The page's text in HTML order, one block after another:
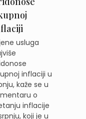
usluga
inflaciji u
kaže se u
o
inflacije
koji je u